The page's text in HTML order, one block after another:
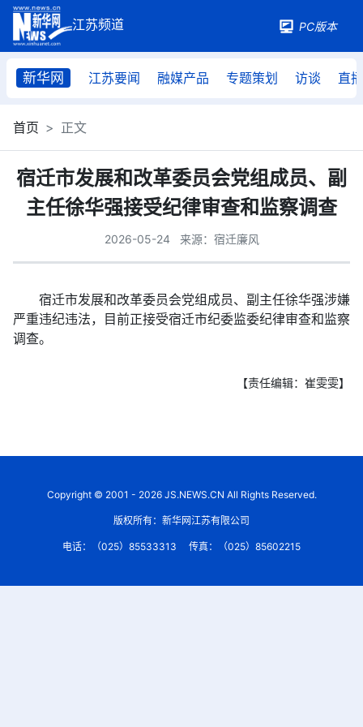
PC版本
新华网 江苏要闻 融媒产品 专题策划 访谈 直播
首页 正文
宿迁市发展和改革委员会党组成员、副
主任徐华强接受纪律审查和监察调查
2026-05-24 来源：宿迁廉风
宿迁市发展和改革委员会党组成员、副主任徐华强涉嫌
严重违纪违法，目前正接受宿迁市纪委监委纪律审查和监察
调查。
【责任编辑：崔雯雯】
Copyright © 2001 - 2026 JS.NEWS.CN All Rights Reserved.
版权所有：新华网江苏有限公司
电话：（025）85533313 传真：（025）85602215